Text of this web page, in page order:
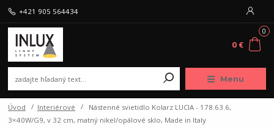
Menu
+421 905 564434
0
0 €
Úvod Interiérové
Nástenné svietidlo Kolarz LUCIA - 178.63.6,
3×40W/G9, v 32 cm, matný nikel/opálové sklo, Made in Italy